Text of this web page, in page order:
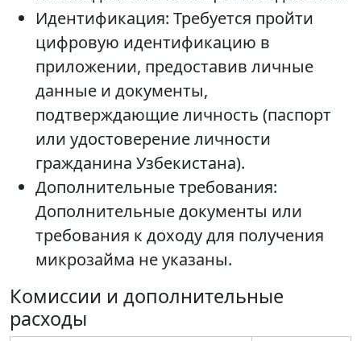
Идентификация: Требуется пройти
цифровую идентификацию в
приложении, предоставив личные
данные и документы,
подтверждающие личность (паспорт
или удостоверение личности
гражданина Узбекистана).
Дополнительные требования:
Дополнительные документы или
требования к доходу для получения
микрозайма не указаны.
Комиссии и дополнительные
расходы